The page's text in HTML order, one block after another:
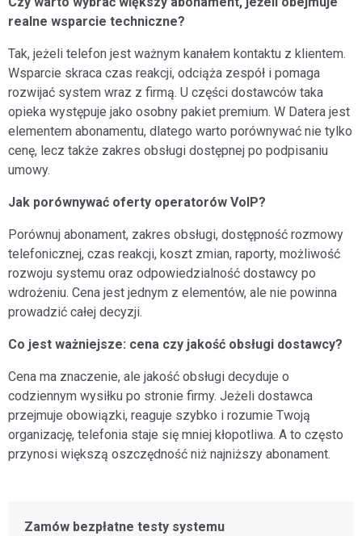
realne wsparcie techniczne?
Tak, jeżeli telefon jest ważnym kanałem kontaktu z klientem.
Wsparcie skraca czas reakcji, odciąża zespół i pomaga
rozwijać system wraz z firmą. U części dostawców taka
opieka występuje jako osobny pakiet premium. W Datera jest
elementem abonamentu, dlatego warto porównywać nie tylko
cenę, lecz także zakres obsługi dostępnej po podpisaniu
umowy.
Jak porównywać oferty operatorów VoIP?
Porównuj abonament, zakres obsługi, dostępność rozmowy
telefonicznej, czas reakcji, koszt zmian, raporty, możliwość
rozwoju systemu oraz odpowiedzialność dostawcy po
wdrożeniu. Cena jest jednym z elementów, ale nie powinna
prowadzić całej decyzji.
Co jest ważniejsze: cena czy jakość obsługi dostawcy?
Cena ma znaczenie, ale jakość obsługi decyduje o
codziennym wysiłku po stronie firmy. Jeżeli dostawca
przejmuje obowiązki, reaguje szybko i rozumie Twoją
organizację, telefonia staje się mniej kłopotliwa. A to często
przynosi większą oszczędność niż najniższy abonament.
Zamów bezpłatne testy systemu